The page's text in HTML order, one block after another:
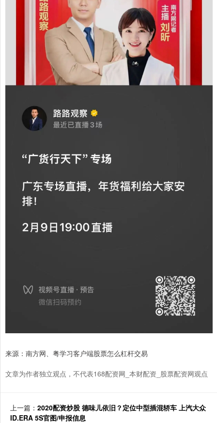
来源：南方网、粤学习客户端股票怎么杠杆交易
文章为作者独立观点，不代表168配资网_本财配资_股票配资网观点
上一篇： 2020配资炒股 德味儿依旧？定位中型插混轿车 上汽大众
ID.ERA 5S官图/申报信息